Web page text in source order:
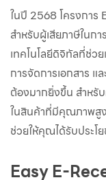
ในปี 2568 โครงการ
สำหรับผู้เสียภาษีในก
เทคโนโลยีดิจิทัลที่ช่ว
การจัดการเอกสาร แ
ต้องมากยิ่งขึ้น สำหรั
ในสินค้าที่มีคุณภาพสู
ช่วยให้คุณได้รับประโ
Easy E-